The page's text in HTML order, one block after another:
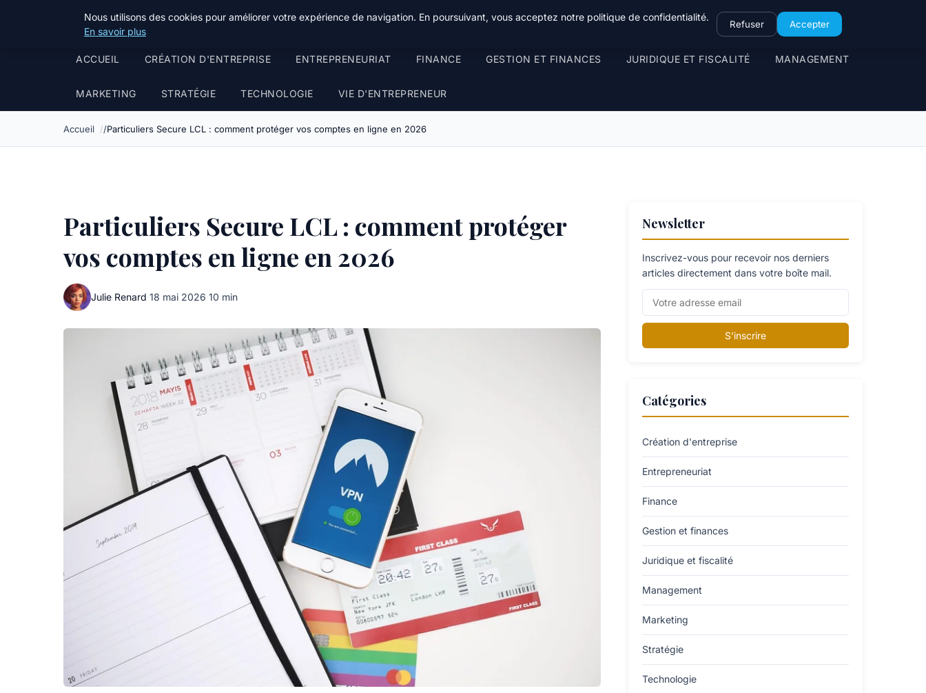
ppgazette
ACCUEIL CRÉATION D'ENTREPRISE ENTREPRENEURIAT FINANCE GESTION ET FINANCES JURIDIQUE ET FISCALITÉ MANAGEMENT
MARKETING STRATÉGIE TECHNOLOGIE VIE D'ENTREPRENEUR
Accueil Particuliers Secure LCL : comment protéger vos comptes en ligne en 2026
Particuliers Secure LCL : comment protéger
vos comptes en ligne en 2026
Julie Renard·18 mai 2026·10 min
Newsletter
Inscrivez-vous pour recevoir nos derniers
articles directement dans votre boîte mail.
S'inscrire
Catégories
Création d'entreprise
Entrepreneuriat
Finance
Gestion et finances
Juridique et fiscalité
Management
Marketing
Stratégie
Technologie
Nous utilisons des cookies pour améliorer votre expérience de navigation. En poursuivant, vous acceptez notre politique de confidentialité.
En savoir plus
Refuser Accepter